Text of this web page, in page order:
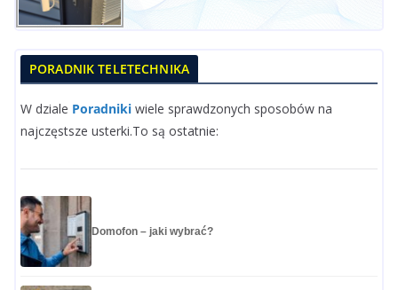
PORADNIK TELETECHNIKA
W dziale Poradniki wiele sprawdzonych sposobów na
najczęstsze usterki.To są ostatnie:
Domofon – jaki wybrać?